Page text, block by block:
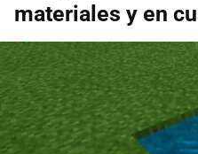
materiales y en